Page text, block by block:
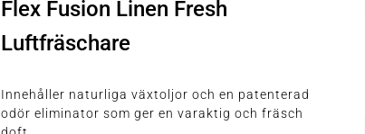
Flex Fusion Linen Fresh
Luftfräschare
Innehåller naturliga växtoljor och en patenterad
odör eliminator som ger en varaktig och fräsch